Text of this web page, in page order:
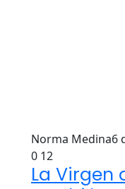
Norma Medina6
0 12
La Virgen